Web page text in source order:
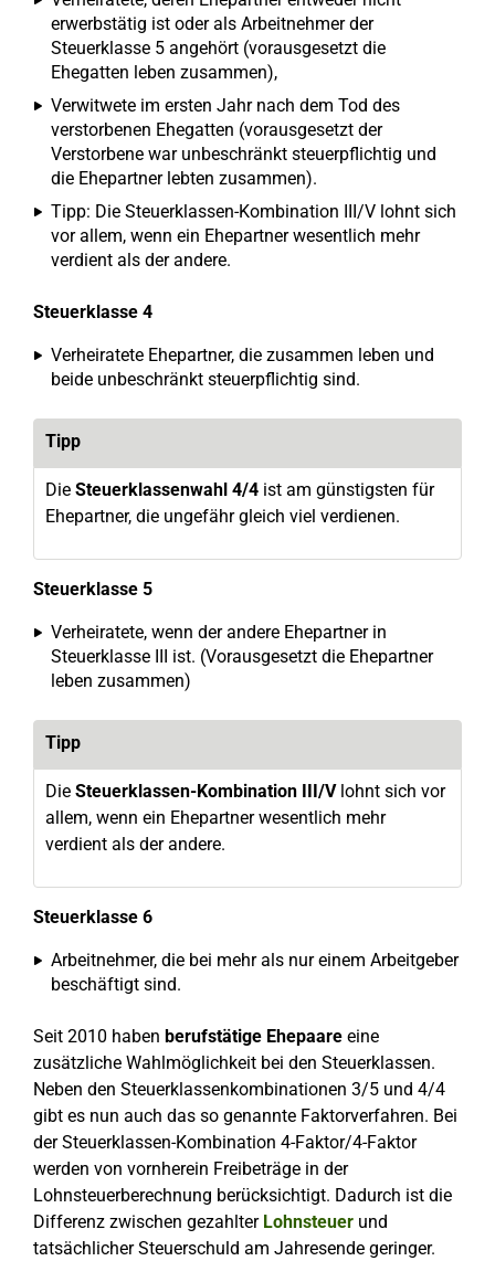
erwerbstätig ist oder als Arbeitnehmer der
Steuerklasse 5 angehört (vorausgesetzt die
Ehegatten leben zusammen),
Verwitwete im ersten Jahr nach dem Tod des
verstorbenen Ehegatten (vorausgesetzt der
Verstorbene war unbeschränkt steuerpflichtig und
die Ehepartner lebten zusammen).
Tipp: Die Steuerklassen-Kombination III/V lohnt sich
vor allem, wenn ein Ehepartner wesentlich mehr
verdient als der andere.
Steuerklasse 4
Verheiratete Ehepartner, die zusammen leben und
beide unbeschränkt steuerpflichtig sind.
Tipp
Die Steuerklassenwahl 4/4 ist am günstigsten für
Ehepartner, die ungefähr gleich viel verdienen.
Steuerklasse 5
Verheiratete, wenn der andere Ehepartner in
Steuerklasse III ist. (Vorausgesetzt die Ehepartner
leben zusammen)
Tipp
Die Steuerklassen-Kombination III/Vlohnt sich vor
allem, wenn ein Ehepartner wesentlich mehr
verdient als der andere.
Steuerklasse 6
Arbeitnehmer, die bei mehr als nur einem Arbeitgeber
beschäftigt sind.
Seit 2010 haben berufstätige Ehepaare eine
zusätzliche Wahlmöglichkeit bei den Steuerklassen.
Neben den Steuerklassenkombinationen 3/5 und 4/4
gibt es nun auch das so genannte Faktorverfahren. Bei
der Steuerklassen-Kombination 4-Faktor/4-Faktor
werden von vornherein Freibeträge in der
Lohnsteuerberechnung berücksichtigt. Dadurch ist die
Differenz zwischen gezahlter Lohnsteuer und
tatsächlicher Steuerschuld am Jahresende geringer.